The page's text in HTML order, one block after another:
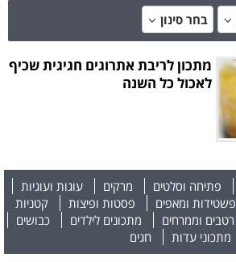
בחר סינון
מתכון לריבת אתרוגים חגיגית שכיף
לאכול כל השנה
פתיחה וסלטים מרקים
עוגות ועוגיות
פשטידות ומאפים פסטות ופיצות
קטניות
רטבים וממרחים מתכונים לילדים
כבושים
מתכוני עדות
חגים